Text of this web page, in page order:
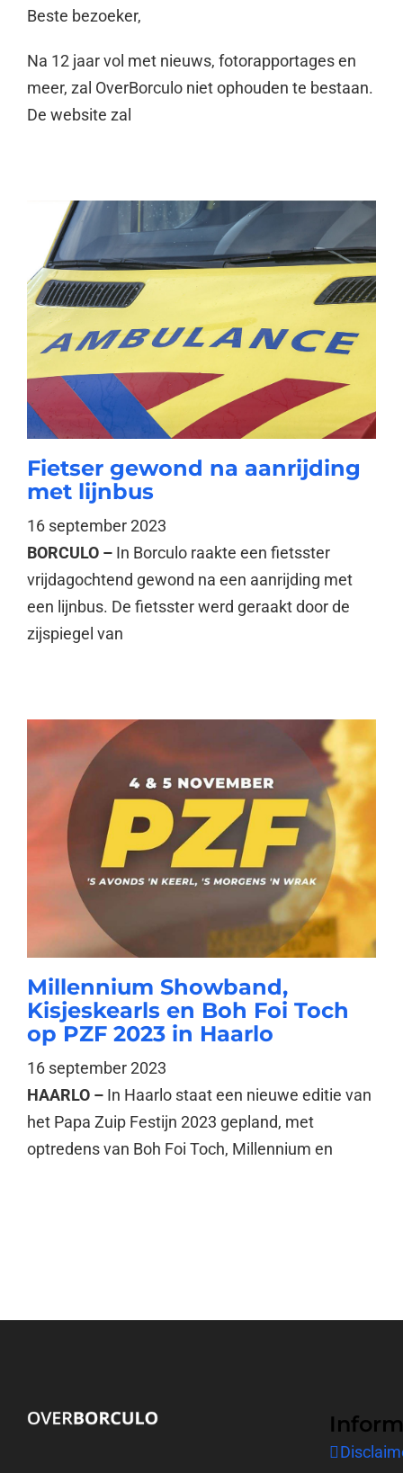
Beste bezoeker,
Na 12 jaar vol met nieuws, fotorapportages en
meer, zal OverBorculo niet ophouden te bestaan.
De website zal
Fietser gewond na aanrijding
met lijnbus
16 september 2023
BORCULO – In Borculo raakte een fietsster
vrijdagochtend gewond na een aanrijding met
een lijnbus. De fietsster werd geraakt door de
zijspiegel van
Millennium Showband,
Kisjeskearls en Boh Foi Toch
op PZF 2023 in Haarlo
16 september 2023
HAARLO – In Haarlo staat een nieuwe editie van
het Papa Zuip Festijn 2023 gepland, met
optredens van Boh Foi Toch, Millennium en